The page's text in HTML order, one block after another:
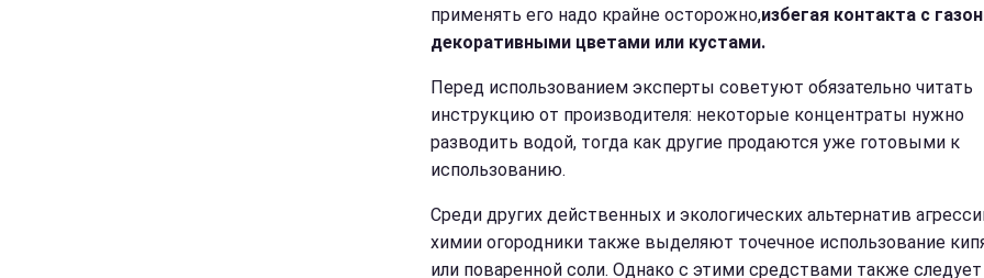
применять его надо крайне осторожно,избегая контакта с
декоративными цветами или кустами.
Перед использованием эксперты советуют обязательно читать
инструкцию от производителя: некоторые концентраты нужно
разводить водой, тогда как другие продаются уже готовыми к
использованию.
Среди других действенных и экологических альтернатив
химии огородники также выделяют точечное использование
или поваренной соли. Однако с этими средствами также